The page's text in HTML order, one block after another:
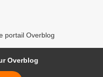
portail Overblog
Overblog